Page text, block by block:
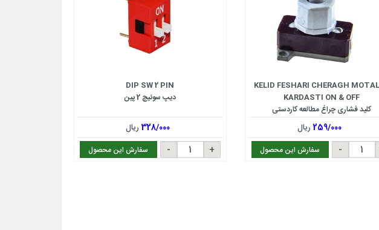
KELID FESHARI CHERAGH
KARDASTI ON & OFF
کلید فشاری چراغ مطالعه کاردستی
259/000ریال
سفارش این محصول
DIP SW 2 PIN
دیپ سوئیچ 2 پین
328/000ریال
سفارش این محصول